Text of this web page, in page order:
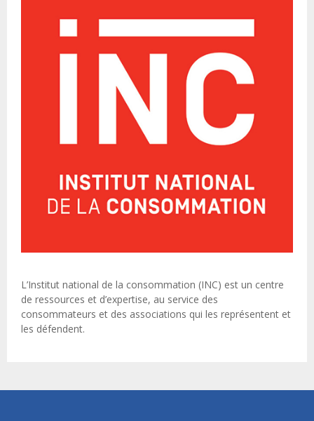
L’Institut national de la consommation (INC) est un centre
de ressources et d’expertise, au service des
consommateurs et des associations qui les représentent et
les défendent.